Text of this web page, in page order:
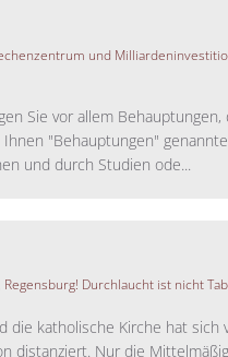
und
Sie vor allem
"Behauptungen"
und durch Studien ode...
Regensburg! Durchlaucht ist nicht
die katholische Kirche hat sich
distanziert. Nur die